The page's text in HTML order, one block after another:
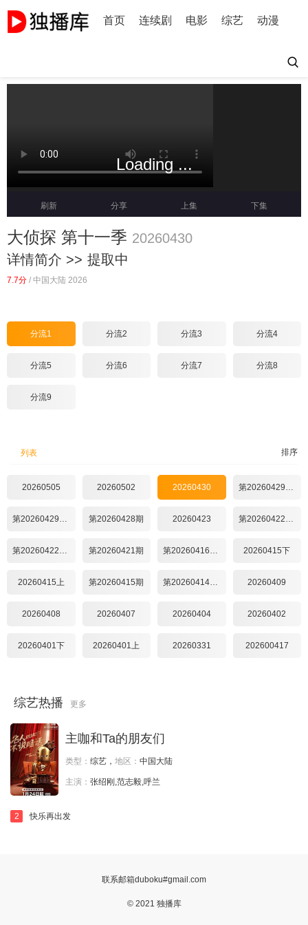
首页 连续剧 电影 综艺 动漫
Loading ...
刷新 分享 上集 下集
大侦探 第十一季 20260430
详情简介 >> 提取中
7.7分 / 中国大陆 2026
分流1 分流2 分流3 分流4
分流5 分流6 分流7 分流8
分流9
排序
列表
20260505 20260502 20260430
第20260428期 20260423
第20260421期 20260415下
20260415上 第20260415期 20260409
20260408 20260407 20260404 20260402
20260401下 20260401上 20260331 202600417
综艺热播 更多
主咖和Ta的朋友们
类型： 综艺， 地区： 中国大陆
主演： 张绍刚,范志毅,呼兰
2 快乐再出发
联系邮箱duboku#gmail.com
© 2021 独播库